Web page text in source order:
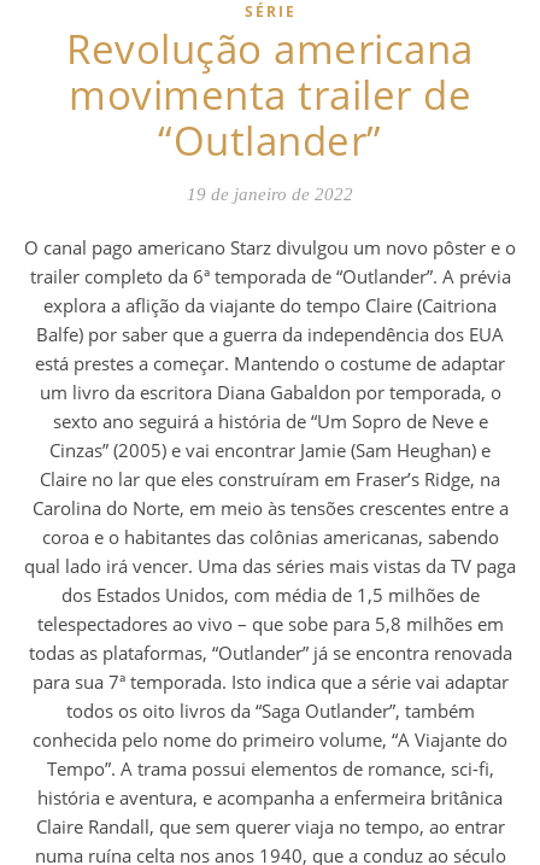
SÉRIE
Revolução americana
movimenta trailer de
“Outlander”
19 de janeiro de 2022
O canal pago americano Starz divulgou um novo pôster e o
trailer completo da 6ª temporada de “Outlander”. A prévia
explora a aflição da viajante do tempo Claire (Caitriona
Balfe) por saber que a guerra da independência dos EUA
está prestes a começar. Mantendo o costume de adaptar
um livro da escritora Diana Gabaldon por temporada, o
sexto ano seguirá a história de “Um Sopro de Neve e
Cinzas” (2005) e vai encontrar Jamie (Sam Heughan) e
Claire no lar que eles construíram em Fraser’s Ridge, na
Carolina do Norte, em meio às tensões crescentes entre a
coroa e o habitantes das colônias americanas, sabendo
qual lado irá vencer. Uma das séries mais vistas da TV paga
dos Estados Unidos, com média de 1,5 milhões de
telespectadores ao vivo – que sobe para 5,8 milhões em
todas as plataformas, “Outlander” já se encontra renovada
para sua 7ª temporada. Isto indica que a série vai adaptar
todos os oito livros da “Saga Outlander”, também
conhecida pelo nome do primeiro volume, “A Viajante do
Tempo”. A trama possui elementos de romance, sci-fi,
história e aventura, e acompanha a enfermeira britânica
Claire Randall, que sem querer viaja no tempo, ao entrar
numa ruína celta nos anos 1940, que a conduz ao século